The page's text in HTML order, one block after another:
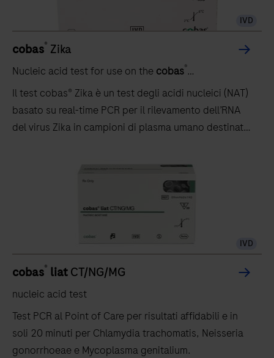
IVD
cobas® Zika
Nucleic acid test for use on the cobas®
5800/6800/8800 systems
Il test cobas® Zika è un test degli acidi nucleici (NAT)
basato su real-time PCR per il rilevamento dell’RNA
del virus Zika in campioni di plasma umano destinati
IVD
cobas® liatCT/NG/MG
nucleic acid test
Test PCR al Point of Care per risultati affidabili e in
soli 20 minuti per Chlamydia trachomatis, Neisseria
gonorrhoeae e Mycoplasma genitalium.